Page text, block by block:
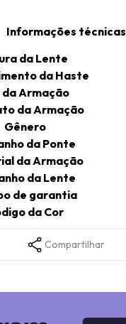
Informações técnicas
da Lente
da Haste
da Armação
da Armação
Gênero
da Ponte
da Armação
da Lente
de garantia
da Cor
Compartilhar